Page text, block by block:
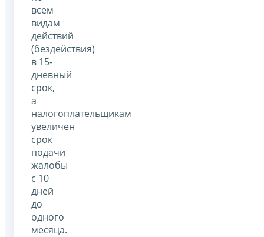
всем
видам
действий
(бездействия)
в 15-
дневный
срок,
а
налогоплательщикам
увеличен
срок
подачи
жалобы
с 10
дней
до
одного
месяца.